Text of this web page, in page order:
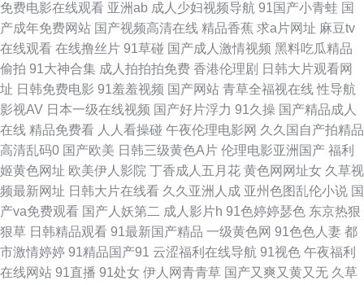
另类欧美综合 在线免费电视剧网站 久久丁香激情综合 欲妇荡岳丰满少妇A片
24小时 哪些电影网站免费 中文字幕韩国电影 老湿机香蕉久久 伊人五月大香
蕉 韩国三级香港三 香蕉尹人综合在线观看 国产精品人成A片一区二区 手机
在线看片不 高清电视剧大全 日韩一级在线精品国产 国产高颜 日韩新片一区
二区 超碰电影院 人人分享 91尤物国产尤物福利 欧美性爱亚洲视频一区二区
三区 97久久人人久视频 免费人成又黄又爽的 51香蕉社区 欧美精品视频一二
三区 做a视频大全 免费一区二 91免费看网站 欧美成人图片 自拍亚洲日本在
免费电影在线观看 亚洲ab 成人少妇视频导航 91国产小青蛙 国
产成年免费网站 国产视频高清在线 精品香蕉 求a片网址 麻豆tv
在线观看 在线撸丝片 91草碰 国产成人激情视频 黑料吃瓜精品
偷拍 91大神合集 成人拍拍拍免费 香港伦理剧 日韩大片观看网
址 日韩免费电影 91羞羞视频 国产网站 青草全福视在线 性导航
影视AV 日本一级在线视频 国产好片浮力 91久操 国产精品成人
在线 精品免费看 人人看操碰 午夜伦理电影网 久久国自产拍精品
高清乱码0 国产欧美 日韩三级黄色A片 伦理电影亚洲国产 福利
姬黄色网址 欧美伊人影院 丁香成人五月花 黄色网网址女 久草视
频最新网址 日韩大片在线看 久久亚洲人成 亚州色图乱伦小说 国
产va免费观看 国产人妖第二 成人影片h 91色婷婷瑟色 东京热狠
狠草 日韩精品观看 91最新国产精品 一级黄色网 91色色人妻 都
市激情婷婷 91精品国产91 云涩福利在线导航 91视色 午夜福利
在线网站 91直播 91处女 伊人网青青草 国产又爽又黄又无 久草